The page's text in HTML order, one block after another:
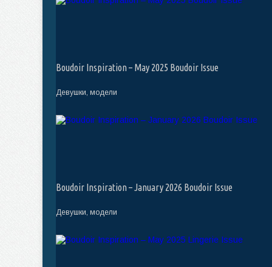
Boudoir Inspiration – May 2025 Boudoir Issue
Девушки, модели
Boudoir Inspiration – January 2026 Boudoir Issue
Девушки, модели